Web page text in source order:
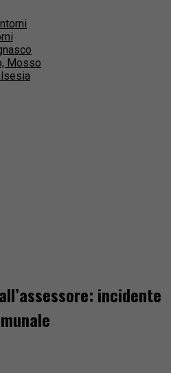
Mosso
incidente